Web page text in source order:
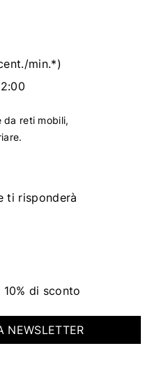
min.*)
da reti mobili,
ti risponderà
di sconto
NEWSLETTER